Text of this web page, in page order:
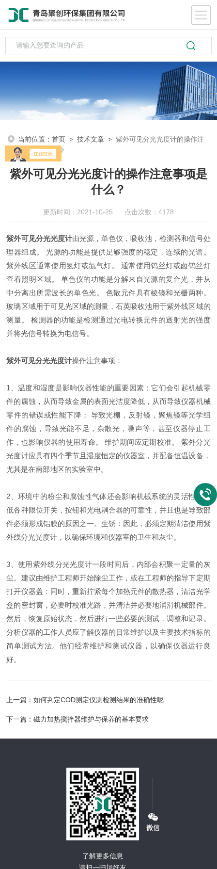
当前位置：首页 >技术文章 >紫外可见分光光度计的操作注
意事项是什么？
紫外可见分光光度计的操作注意事项是
什么？
更新时间：2021-10-25 点击次数：4178
紫外可见分光光度计由光源，单色仪，吸收池，检测器和信号处
理器组成。 光源的功能是提供足够强度的稳定，连续的光谱。
紫外线区通常使用氢灯或氙气灯。 通常使用钨丝灯或卤钨丝灯
查看照明区域。 单色仪的功能是分解来自光源的复合光，并从
中分离出所需波长的单色光。 色散元件具有棱镜和光栅两种。
玻璃区域用于可见光区域的测量，石英吸收池用于紫外线区域的
测量。 检测器的功能是检测通过光电转换元件的透射光的强度
并将光信号转换为电信号。
紫外可见分光光度计操作注意事项：
1、温度和湿度是影响仪器性能的重要因素：它们会引起机械零
件的腐蚀，从而导致金属的表面光洁度降低，从而导致仪器机械
零件的错误或性能下降； 导致光栅，反射镜，聚焦镜等光学组
件的腐蚀，导致光能不足，杂散光，噪声等，甚至仪器停止工
作，也影响仪器的使用寿命。 维护期间应定期校准。 紫外分光
光度计应具有四个季节且湿度恒定的仪器室，并配备恒温设备，
尤其是在南部地区的实验室中。
2、环境中的粉尘和腐蚀性气体还会影响机械系统的灵活性，降
低各种限位开关，按钮和光电耦合器的可靠性，并且也是导致部
件必须形成铝膜的原因之一。生锈：因此，必须定期清洁使用紫
外线分光光度计，以确保环境和仪器室的卫生和灰尘。
3、使用紫外线分光光度计一段时间后，内部会积聚一定量的灰
尘。建议由维护工程师开始除尘工作，或在工程师的指导下定期
打开仪器盖：同时，重新拧紧每个加热元件的散热器，清洁光学
盒的密封窗，必要时校准光路，并清洁并必要地润滑机械部件。
然后，恢复原始状态，然后进行一些必要的测试，调整和记录。
分析仪器的工作人员应了解仪器的日常维护以及主要技术指标的
简单测试方法。他们经常维护和测试仪器，以确保仪器运行良
好。
上一篇：如何判定COD测定仪测检测结果的准确性呢
下一篇：磁力加热搅拌器维护与保养的基本要求
了解更多信息